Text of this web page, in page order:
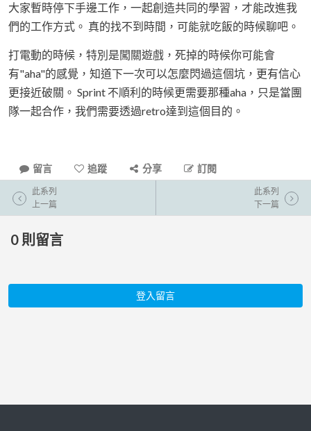
大家暫時停下手邊工作，一起創造共同的學習，才能改進我
們的工作方式。 真的找不到時間，可能就吃飯的時候聊吧。
打電動的時候，特別是闖關遊戲，死掉的時候你可能會
有"aha"的感覺，知道下一次可以怎麼閃過這個坑，更有信心
更接近破關。 Sprint 不順利的時候更需要那種aha，只是當團
隊一起合作，我們需要透過retro達到這個目的。
留言 追蹤 分享 訂閱
此系列
上一篇
此系列
下一篇
0 則留言
登入留言